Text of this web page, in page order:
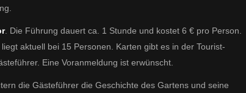
. Die Führung dauert ca. 1 Stunde und kostet 6 € pro Person.
aktuell bei 15 Personen. Karten gibt es in der Tourist-
Eine Voranmeldung ist erwünscht.
die Gästeführer die Geschichte des Gartens und seine